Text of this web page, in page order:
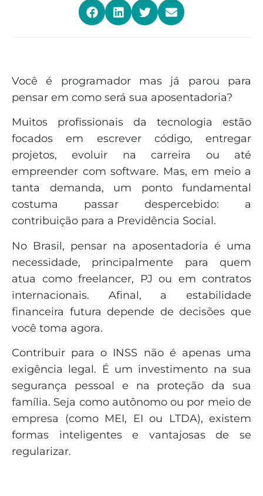
Você é programador mas já parou para
pensar em como será sua aposentadoria?
Muitos profissionais da tecnologia estão
focados em escrever código, entregar
projetos, evoluir na carreira ou até
empreender com software. Mas, em meio a
tanta demanda, um ponto fundamental
costuma passar despercebido: a
contribuição para a Previdência Social.
No Brasil, pensar na aposentadoria é uma
necessidade, principalmente para quem
atua como freelancer, PJ ou em contratos
internacionais. Afinal, a estabilidade
financeira futura depende de decisões que
você toma agora.
Contribuir para o INSS não é apenas uma
exigência legal. É um investimento na sua
segurança pessoal e na proteção da sua
família. Seja como autônomo ou por meio de
empresa (como MEI, EI ou LTDA), existem
formas inteligentes e vantajosas de se
regularizar.